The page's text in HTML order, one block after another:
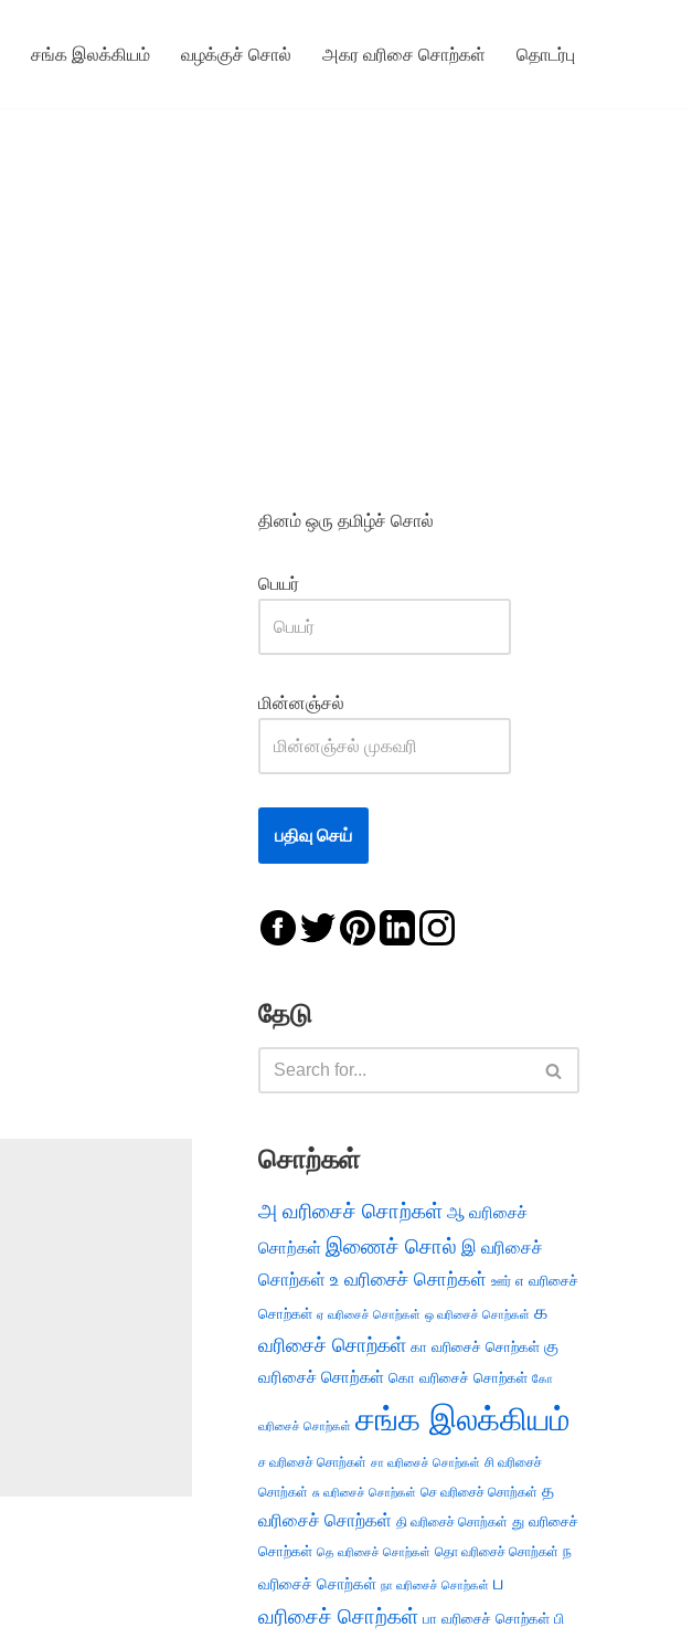
சங்க இலக்கியம் வழக்குச் சொல் அகர வரிசை சொற்கள் தொடர்பு
தினம் ஒரு தமிழ்ச் சொல்
பெயர்
மின்னஞ்சல்
தேடு
சொற்கள்
அ வரிசைச் சொற்கள் ஆ வரிசைச்
சொற்கள் இணைச் சொல் இ வரிசைச்
சொற்கள் உ வரிசைச் சொற்கள் ஊர் எ வரிசைச்
சொற்கள் ஏ வரிசைச் சொற்கள் ஒ வரிசைச் சொற்கள் க
வரிசைச் சொற்கள் கா வரிசைச் சொற்கள் கு
வரிசைச் சொற்கள் கொ வரிசைச் சொற்கள் கோ
வரிசைச் சொற்கள் சங்க இலக்கியம்
ச வரிசைச் சொற்கள் சா வரிசைச் சொற்கள் சி வரிசைச்
சொற்கள் சு வரிசைச் சொற்கள் செ வரிசைச் சொற்கள் த
வரிசைச் சொற்கள் தி வரிசைச் சொற்கள் து வரிசைச்
சொற்கள் தெ வரிசைச் சொற்கள் தொ வரிசைச் சொற்கள் ந
வரிசைச் சொற்கள் நா வரிசைச் சொற்கள் ப
வரிசைச் சொற்கள் பா வரிசைச் சொற்கள் பி